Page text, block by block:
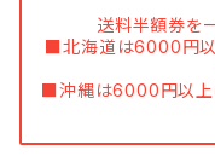
送料半額券を
■北海道は6000円以
■沖縄は6000円以上